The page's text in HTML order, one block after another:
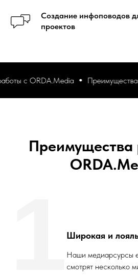
Создание инфоповодов
проектов
с ORDA.Media Преимущества
Преимущества
Широкая и
Наши медиарсурсы
смотрят несколько